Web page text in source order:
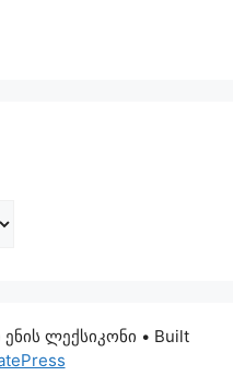
ლექსიკონი • Built